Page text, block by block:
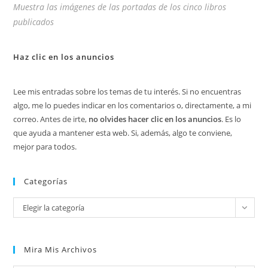
Muestra las imágenes de las portadas de los cinco libros
publicados
Haz clic en los anuncios
Lee mis entradas sobre los temas de tu interés. Si no encuentras
algo, me lo puedes indicar en los comentarios o, directamente, a mi
correo. Antes de irte, no olvides hacer clic en los anuncios. Es lo
que ayuda a mantener esta web. Si, además, algo te conviene,
mejor para todos.
Categorías
Categorías
Elegir la categoría
Mira Mis Archivos